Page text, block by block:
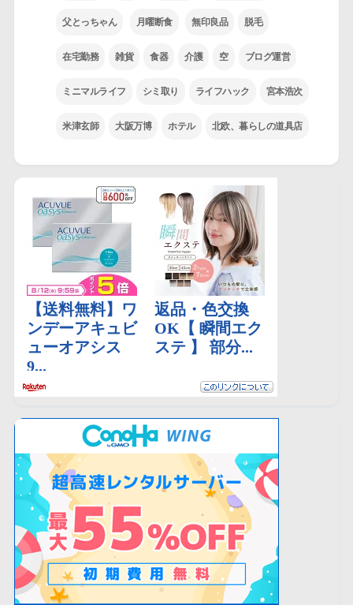
父とっちゃん 月曜断食 無印良品 脱毛
在宅勤務 雑貨 食器 介護 空 ブログ運営
ミニマルライフ シミ取り ライフハック 宮本浩次
米津玄師 大阪万博 ホテル 北欧、暮らしの道具店